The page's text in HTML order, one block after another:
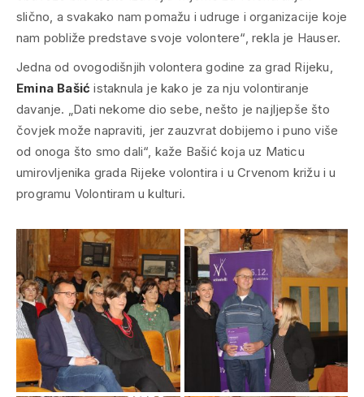
slično, a svakako nam pomažu i udruge i organizacije koje
nam pobliže predstave svoje volontere“, rekla je Hauser.
Jedna od ovogodišnjih volontera godine za grad Rijeku,
Emina Bašić istaknula je kako je za nju volontiranje
davanje. „ Dati nekome dio sebe, nešto je najljepše što
čovjek može napraviti, jer zauzvrat dobijemo i puno više
od onoga što smo dali“, kaže Bašić koja uz Maticu
umirovljenika grada Rijeke volontira i u Crvenom križu i u
programu Volontiram u kulturi.